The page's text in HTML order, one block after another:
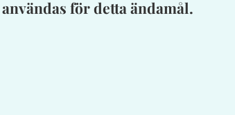
för detta ändamål.